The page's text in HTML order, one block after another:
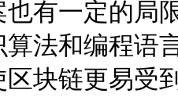
有一定的局
法和编程语
块链更易受